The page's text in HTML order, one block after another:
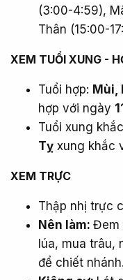
(3:00-4:59),
Thân (15:00-
XEM TUỔI XUNG -
Tuổi hợp: Mùi,
hợp với ngày
Tuổi xung
Tỵ xung khắc
XEM TRỰC​
Thập nhị trực
Nên làm: Đem
lúa, mua trâu,
để chiết nhánh.